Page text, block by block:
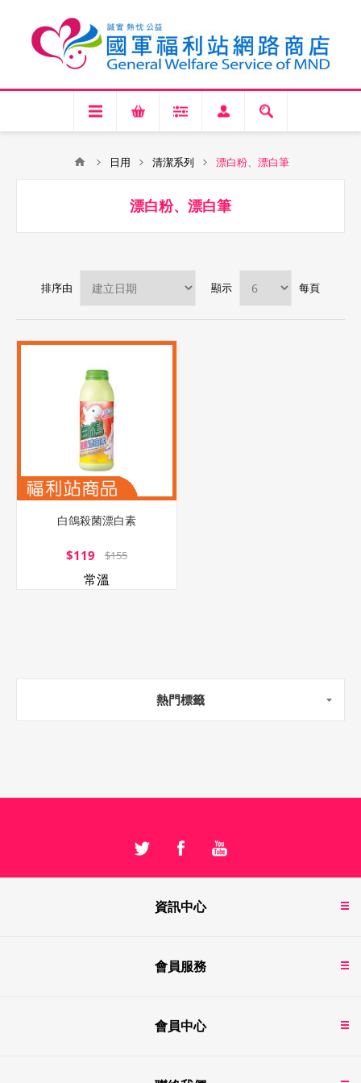
日用 清潔系列 漂白粉、漂白筆
漂白粉、漂白筆
排序由 顯示 每頁
白鴿殺菌漂白素
$119 $155
常溫
熱門標籤
資訊中心
會員服務
會員中心